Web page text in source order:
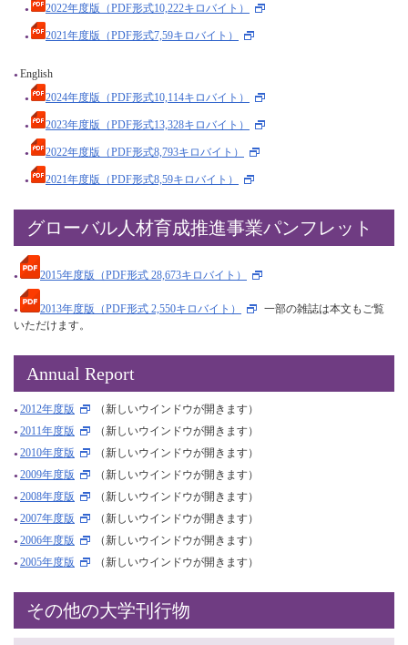
2022年度版（PDF形式10,222キロバイト）
2021年度版（PDF形式7,59キロバイト）
English
2024年度版（PDF形式10,114キロバイト）
2023年度版（PDF形式13,328キロバイト）
2022年度版（PDF形式8,793キロバイト）
2021年度版（PDF形式8,59キロバイト）
グローバル人材育成推進事業パンフレット
2015年度版（PDF形式 28,673キロバイト）
2013年度版（PDF形式 2,550キロバイト）
一部の雑誌は本文もご覧
いただけます。
Annual Report
2012年度版
（新しいウインドウが開きます）
2011年度版
（新しいウインドウが開きます）
2010年度版
（新しいウインドウが開きます）
2009年度版
（新しいウインドウが開きます）
2008年度版
（新しいウインドウが開きます）
2007年度版
（新しいウインドウが開きます）
2006年度版
（新しいウインドウが開きます）
2005年度版
（新しいウインドウが開きます）
その他の大学刊行物